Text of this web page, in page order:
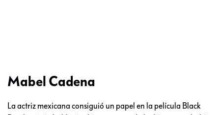
Mabel Cadena
La actriz mexicana consiguió un papel en la película Black